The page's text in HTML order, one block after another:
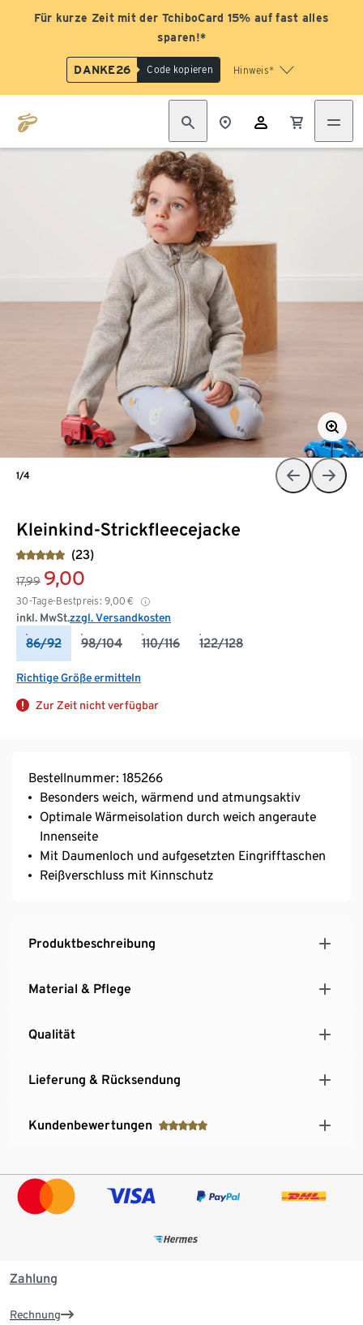
Für kurze Zeit mit der TchiboCard 15% auf fast alles
sparen!*
DANKE26 Code kopieren Hinweis*
Kleinkind-Strickfleecejacke
(23)
17,99 9,00
30-Tage-Bestpreis: 9,00 €
inkl. MwSt.zzgl. Versandkosten
86/92 98/104 110/116 122/128
Richtige Größe ermitteln
Zur Zeit nicht verfügbar
1/4
Bestellnummer: 185266
Besonders weich, wärmend und atmungsaktiv
Optimale Wärmeisolation durch weich angeraute
Innenseite
Mit Daumenloch und aufgesetzten Eingrifftaschen
Reißverschluss mit Kinnschutz
Produktbeschreibung
Material & Pflege
Qualität
Lieferung & Rücksendung
Kundenbewertungen
Zahlung
Rechnung